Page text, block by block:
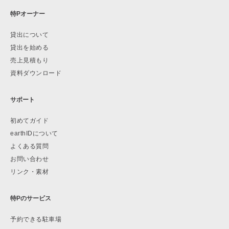
特Pオーナー
貸出について
貸出を始める
売上見積もり
資料ダウンロード
サポート
初めてガイド
earthIDについて
よくある質問
お問い合わせ
リンク・素材
特Pのサービス
予約できる駐車場